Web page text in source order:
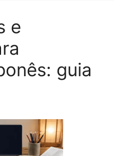
e
guia